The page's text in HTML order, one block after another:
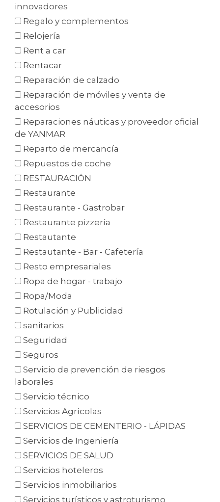
innovadores
Regalo y complementos
Relojería
Rent a car
Rentacar
Reparación de calzado
Reparación de móviles y venta de
accesorios
Reparaciones náuticas y proveedor oficial
de YANMAR
Reparto de mercancía
Repuestos de coche
RESTAURACIÓN
Restaurante
Restaurante - Gastrobar
Restaurante pizzería
Restautante
Restautante - Bar - Cafetería
Resto empresariales
Ropa de hogar - trabajo
Ropa/Moda
Rotulación y Publicidad
sanitarios
Seguridad
Seguros
Servicio de prevención de riesgos
laborales
Servicio técnico
Servicios Agrícolas
SERVICIOS DE CEMENTERIO - LÁPIDAS
Servicios de Ingeniería
SERVICIOS DE SALUD
Servicios hoteleros
Servicios inmobiliarios
Servicios turísticos y astroturismo